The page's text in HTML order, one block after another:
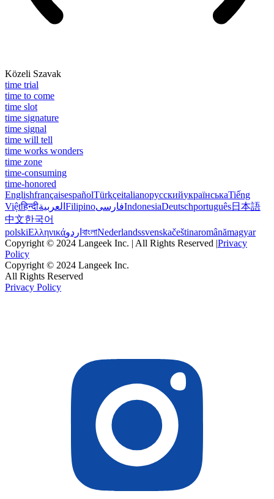
Közeli Szavak
time trial
time to come
time slot
time signature
time signal
time will tell
time works wonders
time zone
time-consuming
time-honored
EnglishfrançaisespañolTürkçeitalianoрусскийукраїнськаTiếng
Việtहिन्दीالعربية FilipinoفارسیIndonesiaDeutschportuguês日本語
中文한국어
polskiΕλληνικάاردو বাংলাNederlandssvenskačeštinaromânămagyar
Copyright © 2024 Langeek Inc. | All Rights Reserved |Privacy
Policy
Copyright © 2024 Langeek Inc.
All Rights Reserved
Privacy Policy